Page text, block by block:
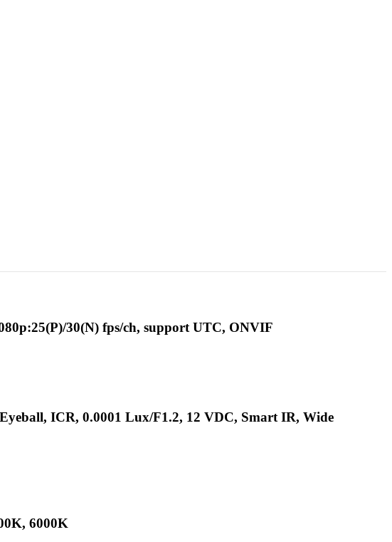
30(N) fps/ch, support UTC, ONVIF
ICR, 0.0001 Lux/F1.2, 12 VDC, Smart IR, Wide
6000K